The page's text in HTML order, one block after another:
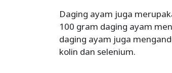
Daging ayam juga
100 gram daging ayam
daging ayam juga
kolin dan selenium.